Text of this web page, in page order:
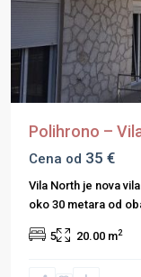
Polihrono –
Cena od 35 €
Vila North je nova
oko 30 metara od
5 20.00 m2